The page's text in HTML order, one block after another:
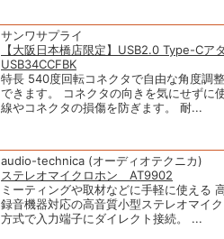
サンワサプライ
【大阪日本橋店限定】USB2.0 Type-C
USB34CCFBK
特長 540度回転コネクタで自由な角度調
できます。 コネクタの向きを気にせずに
線やコネクタの損傷を防ぎます。 耐...
audio-technica (オーディオテクニカ)
ステレオマイクロホン AT9902
ミーティングや取材などに手軽に使える
録音機器対応の高音質小型ステレオマイ
方式で入力端子にダイレクト接続。 ...